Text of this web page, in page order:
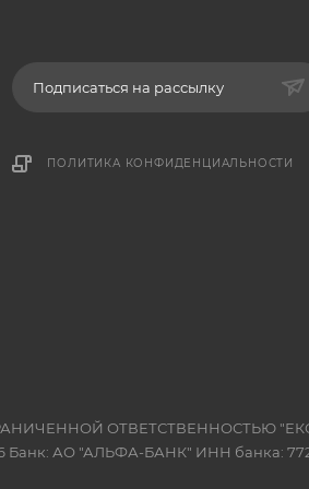
Подписаться на рассылку
ПОЛИТИКА КОНФИДЕНЦИАЛЬНОСТИ
ОТВЕТСТВЕННОСТЬЮ
АО "АЛЬФА-БАНК" ИНН банка: